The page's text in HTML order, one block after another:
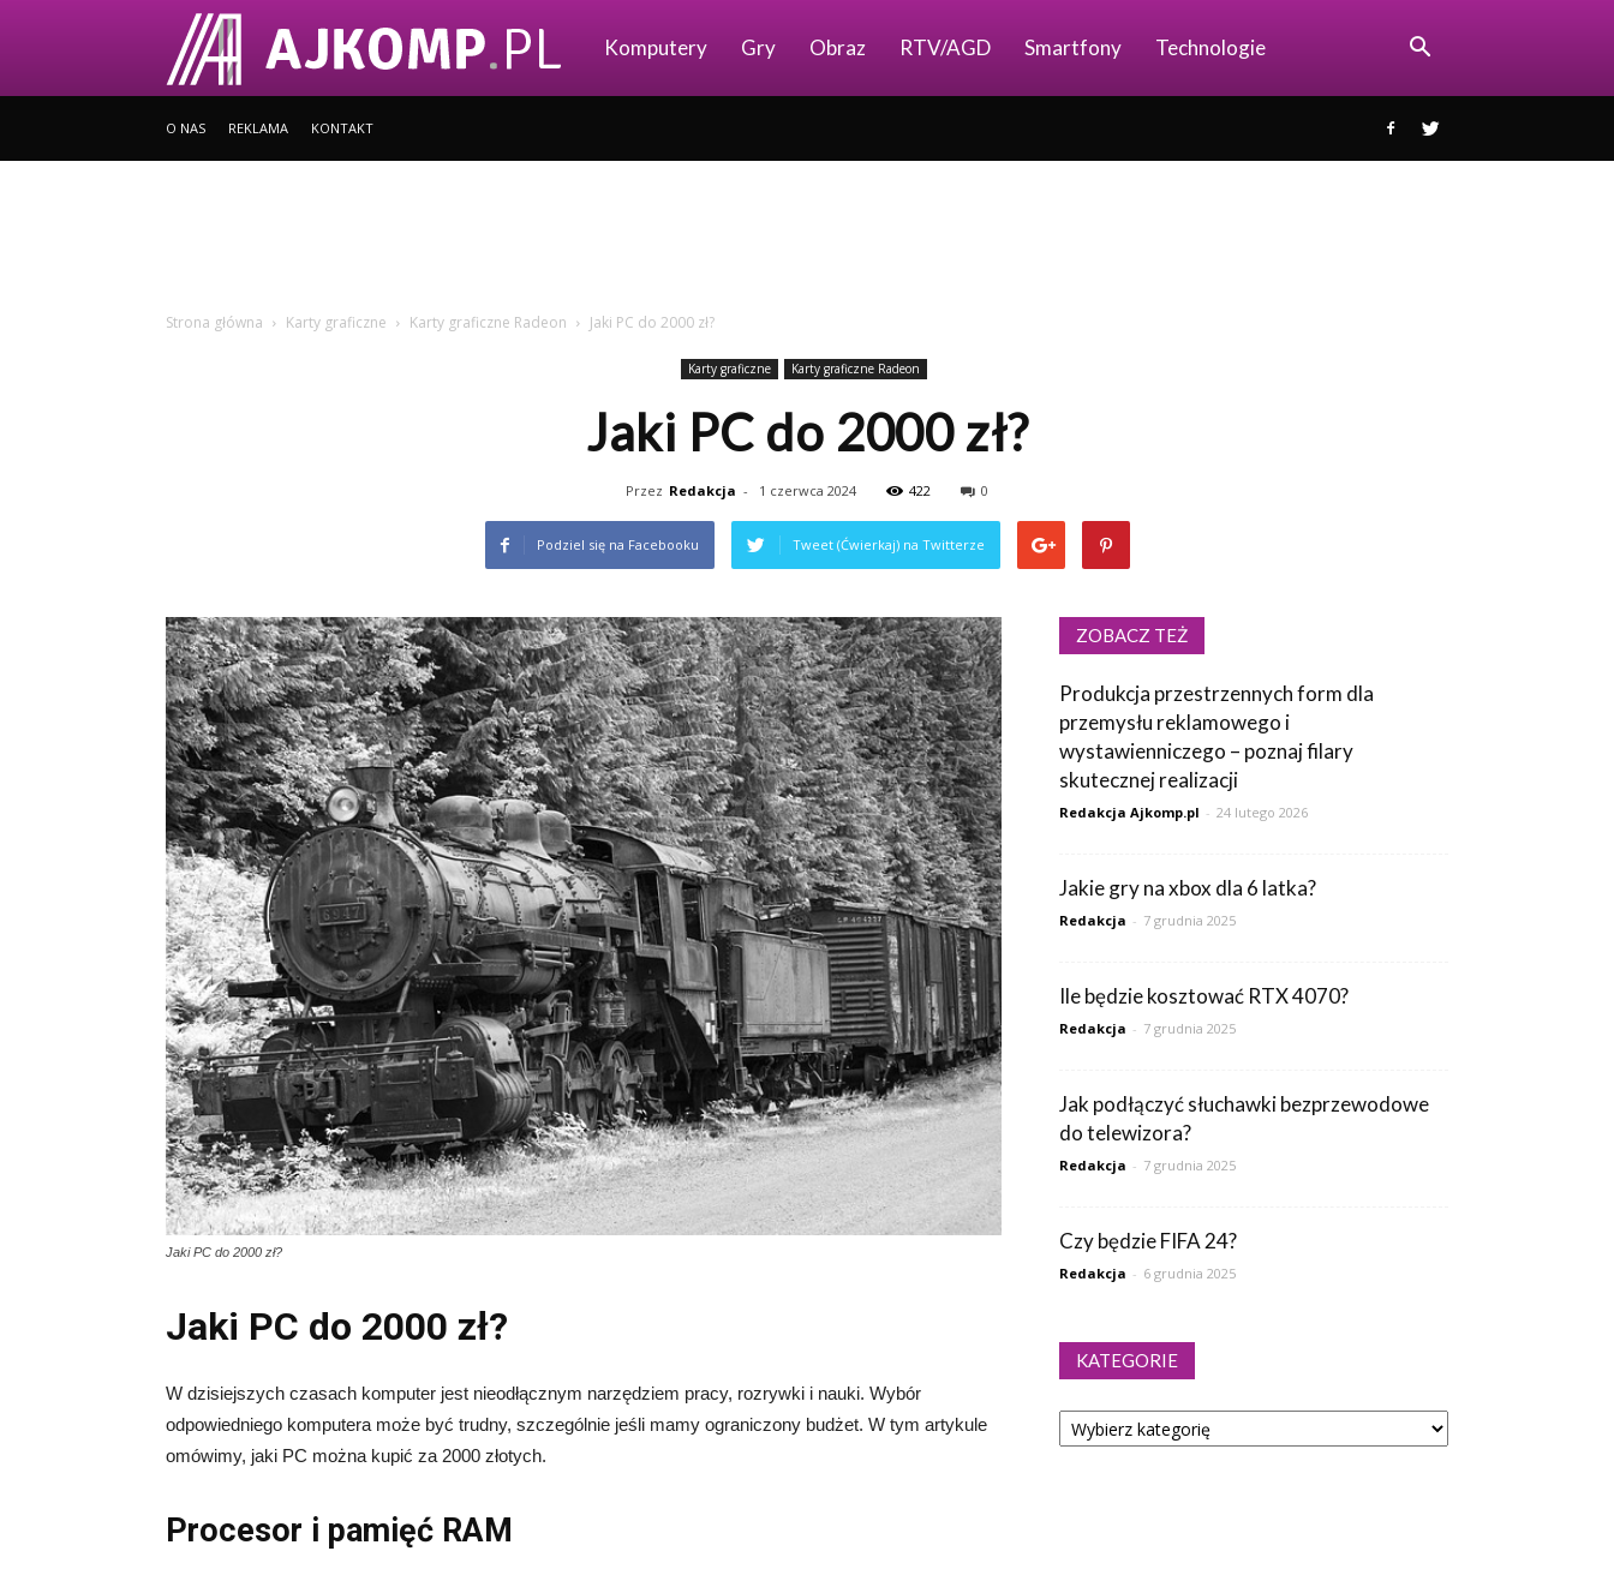
Ajkomp.pl
Komputery Gry Obraz RTV/AGD Smartfony Technologie
O NAS REKLAMA KONTAKT
Strona główna Karty graficzne Karty graficzne Radeon Jaki PC do 2000 zł?
Karty graficzne Karty graficzne Radeon
Jaki PC do 2000 zł?
Przez Redakcja - 1 czerwca 2024 422 0
Podziel się na Facebooku Tweet (Ćwierkaj) na Twitterze
Jaki PC do 2000 zł?
Jaki PC do 2000 zł?
W dzisiejszych czasach komputer jest nieodłącznym narzędziem pracy, rozrywki i nauki. Wybór
odpowiedniego komputera może być trudny, szczególnie jeśli mamy ograniczony budżet. W tym artykule
omówimy, jaki PC można kupić za 2000 złotych.
Procesor i pamięć RAM
ZOBACZ TEŻ
Produkcja przestrzennych form dla
przemysłu reklamowego i
wystawienniczego – poznaj filary
skutecznej realizacji
Redakcja Ajkomp.pl - 24 lutego 2026
Jakie gry na xbox dla 6 latka?
Redakcja - 7 grudnia 2025
Ile będzie kosztować RTX 4070?
Redakcja - 7 grudnia 2025
Jak podłączyć słuchawki bezprzewodowe
do telewizora?
Redakcja - 7 grudnia 2025
Czy będzie FIFA 24?
Redakcja - 6 grudnia 2025
KATEGORIE
Kategorie